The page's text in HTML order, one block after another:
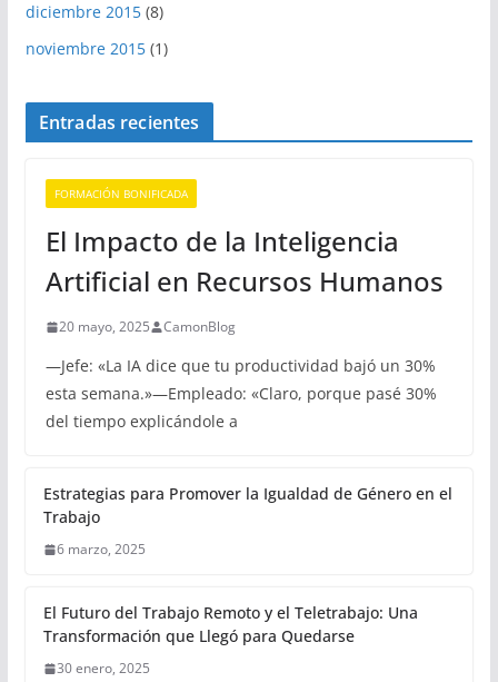
diciembre 2015(8)
noviembre 2015(1)
Entradas recientes
FORMACIÓN BONIFICADA
El Impacto de la Inteligencia
Artificial en Recursos Humanos
20 mayo, 2025 CamonBlog
—Jefe: «La IA dice que tu productividad bajó un 30%
esta semana.»—Empleado: «Claro, porque pasé 30%
del tiempo explicándole a
Estrategias para Promover la Igualdad de Género en el
Trabajo
6 marzo, 2025
El Futuro del Trabajo Remoto y el Teletrabajo: Una
Transformación que Llegó para Quedarse
30 enero, 2025